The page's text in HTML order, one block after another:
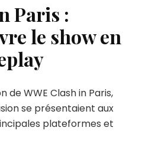
Paris :
le show en
de WWE Clash in Paris,
se présentaient aux
plateformes et